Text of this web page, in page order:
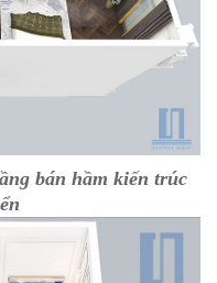
bán hầm kiến trúc